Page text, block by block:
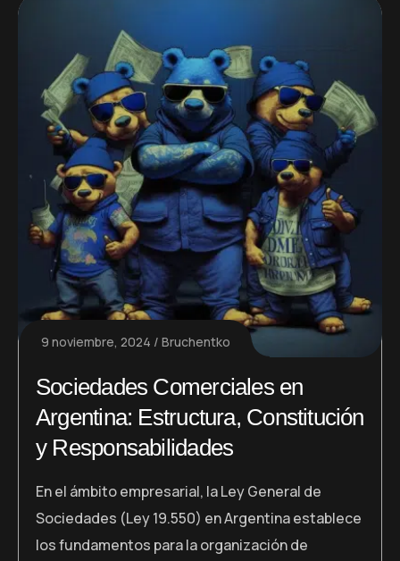
9 noviembre, 2024 Bruchentko
Sociedades Comerciales en
Argentina: Estructura, Constitución
y Responsabilidades
En el ámbito empresarial, la Ley General de
Sociedades (Ley 19.550) en Argentina establece
los fundamentos para la organización de